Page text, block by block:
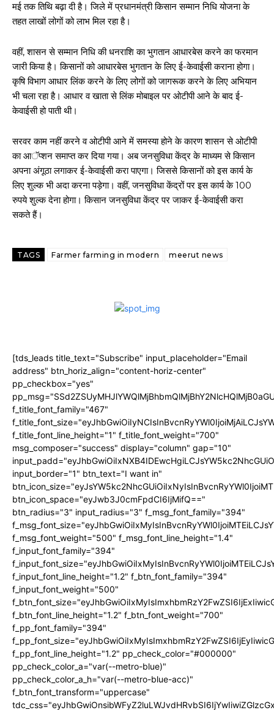
मई तक तिथि बढ़ा दी है। जिले में प्रधानमंत्री किसान सम्मान निधि योजना के
तहत लाखों लोगों को लाभ मिल रहा है।
वहीं, शासन से सम्मान निधि की धनराशि का भुगतान आधारबेस करने का फरमान
जारी किया है। किसानों को आधारबेस भुगतान के लिए ई-केवाईसी कराना होगा।
कृषि विभाग आधार लिंक करने के लिए लोगों को जागरूक करने के लिए अभियान
भी चला रहा है। आधार व खाता से लिंक मोबाइल पर ओटीपी आने के बाद ई-
केवाईसी हो पाती थी।
सरवर काम नहीं करने व ओटीपी आने में समस्या होने के कारण शासन से ओटीपी
का आॅप्शन समाप्त कर दिया गया। अब जनसुविधा केंद्र के माध्यम से किसान
अपना अंगूठा लगाकर ई-केवाईसी करा पाएगा। जिससे किसानों को इस कार्य के
लिए शुल्क भी अदा करना पड़ेगा। वहीं, जनसुविधा केंद्रों पर इस कार्य के 100
रुपये शुल्क देना होगा। किसान जनसुविधा केंद्र पर जाकर ई-केवाईसी करा
सकते हैं।
TAGS Farmer farming in modern meerut news
[tds_leads title_text="Subscribe" input_placeholder="Email
address" btn_horiz_align="content-horiz-center"
pp_checkbox="yes"
f_title_font_family="467"
f_title_font_line_height="1" f_title_font_weight="700"
msg_composer="success" display="column" gap="10"
input_border="1" btn_text="I want in"
btn_icon_space="eyJwb3J0cmFpdCI6IjMifQ=="
btn_radius="3" input_radius="3" f_msg_font_family="394"
f_msg_font_weight="500" f_msg_font_line_height="1.4"
f_input_font_family="394"
f_input_font_line_height="1.2" f_btn_font_family="394"
f_input_font_weight="500"
f_btn_font_line_height="1.2" f_btn_font_weight="700"
f_pp_font_family="394"
f_pp_font_line_height="1.2" pp_check_color="#000000"
pp_check_color_a="var(--metro-blue)"
pp_check_color_a_h="var(--metro-blue-acc)"
f_btn_font_transform="uppercase"